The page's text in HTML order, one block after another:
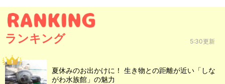
ランキング 5:30更新
夏休みのお出かけに！ 生き物との距離が近い「しな
がわ水族館」の魅力